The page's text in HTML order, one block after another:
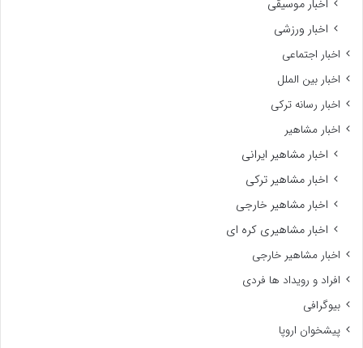
اخبار موسیقی
اخبار ورزشی
اخبار اجتماعی
اخبار بین الملل
اخبار رسانه ترکی
اخبار مشاهیر
اخبار مشاهیر ایرانی
اخبار مشاهیر ترکی
اخبار مشاهیر خارجی
اخبار مشاهیری کره ای
اخبار مشاهیر خارجی
افراد و رویداد ها فردی
بیوگرافی
پیشخوان اروپا